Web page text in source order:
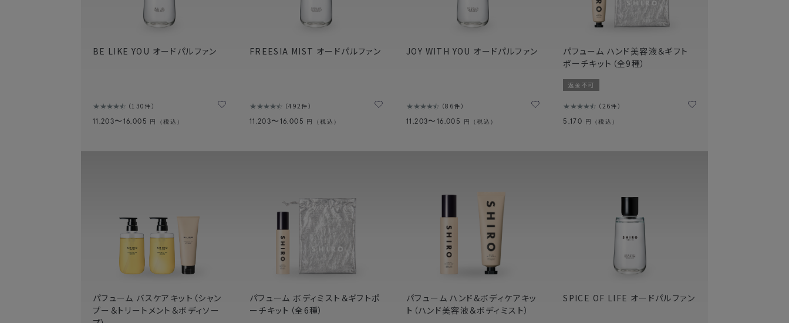
BE LIKE YOU オードパルファン
130件
11,203〜16,005 円（税込）
FREESIA MIST オードパルファン
492件
11,203〜16,005 円（税込）
JOY WITH YOU オードパルファン
86件
11,203〜16,005 円（税込）
パフューム ハンド美容液＆ギフト
ポーチキット（全9種）
返金不可
26件
5,170 円（税込）
パフューム バスケアキット（シャン
プー＆トリートメント＆ボディソー
パフューム ボディミスト＆ギフトポ
ーチキット（全6種）
パフューム ハンド&ボディケアキッ
ト（ハンド美容液＆ボディミスト）
SPICE OF LIFE オードパルファン